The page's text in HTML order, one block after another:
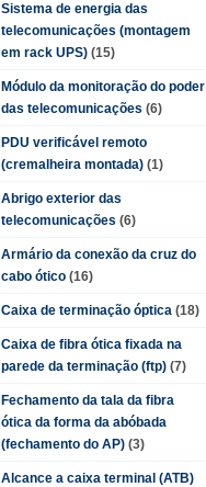
Sistema de energia das
telecomunicações (montagem
em rack UPS) (15)
Módulo da monitoração do poder
das telecomunicações (6)
PDU verificável remoto
(cremalheira montada) (1)
Abrigo exterior das
telecomunicações (6)
Armário da conexão da cruz do
cabo ótico (16)
Caixa de terminação óptica (18)
Caixa de fibra ótica fixada na
parede da terminação (ftp) (7)
Fechamento da tala da fibra
ótica da forma da abóbada
(fechamento do AP) (3)
Alcance a caixa terminal (ATB)